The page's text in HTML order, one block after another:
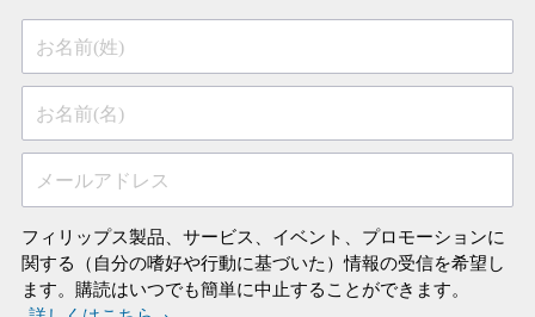
お名前(姓)
お名前(名)
メールアドレス
フィリップス製品、サービス、イベント、プロモーションに
関する（自分の嗜好や行動に基づいた）情報の受信を希望し
ます。購読はいつでも簡単に中止することができます。